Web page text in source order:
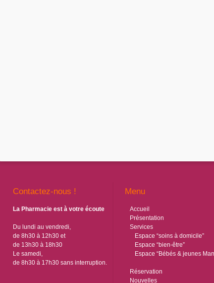
Contactez-nous !
La Pharmacie est à votre écoute
Du lundi au vendredi,
de 8h30 à 12h30 et
de 13h30 à 18h30
Le samedi,
de 8h30 à 17h30 sans interruption.
Menu
Accueil
Présentation
Services
Espace “soins à domicile”
Espace “bien-être”
Espace “Bébés & jeunes
Réservation
Nouvelles